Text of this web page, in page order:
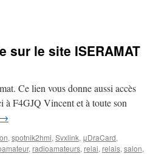
sur le site ISERAMAT
Ce lien vous donne aussi accès
à F4GJQ Vincent et à toute son
→
, spotnik2hmi, Svxlink, μDraCard,
, radioamateurs, relai, relais, salon,